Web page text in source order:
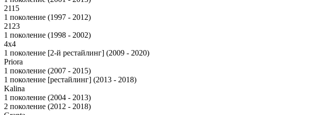
2115
1 поколение (1997 - 2012)
2123
1 поколение (1998 - 2002)
4x4
1 поколение [2-й рестайлинг] (2009 - 2020)
Priora
1 поколение (2007 - 2015)
1 поколение [рестайлинг] (2013 - 2018)
Kalina
1 поколение (2004 - 2013)
2 поколение (2012 - 2018)